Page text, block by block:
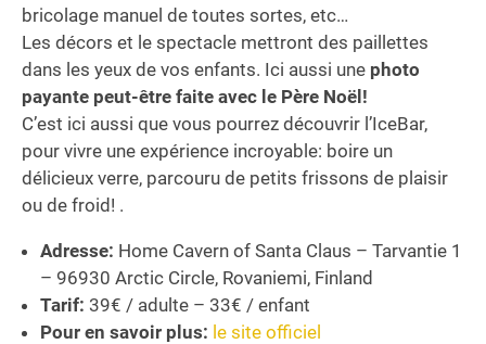
bricolage manuel de toutes sortes, etc…
Les décors et le spectacle mettront des paillettes
dans les yeux de vos enfants. Ici aussi une photo
payante peut-être faite avec le Père Noël!
C’est ici aussi que vous pourrez découvrir l’IceBar,
pour vivre une expérience incroyable: boire un
délicieux verre, parcouru de petits frissons de plaisir
ou de froid! .
Adresse: Home Cavern of Santa Claus – Tarvantie 1
– 96930 Arctic Circle, Rovaniemi, Finland
Tarif: 39€ / adulte – 33€ / enfant
Pour en savoir plus: le site officiel